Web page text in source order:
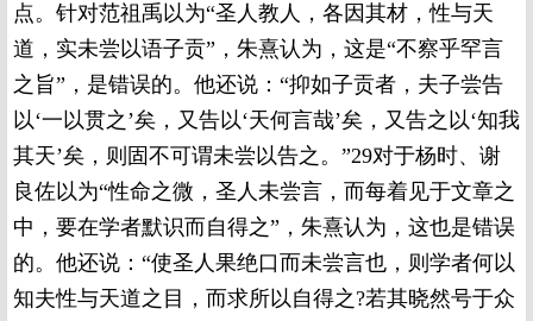
点。针对范祖禹以为“圣人教人，各因其材，性与天
道，实未尝以语子贡”，朱熹认为，这是“不察乎罕言
之旨”，是错误的。他还说：“抑如子贡者，夫子尝告
以‘一以贯之’矣，又告以‘天何言哉’矣，又告之以‘知我
其天’矣，则固不可谓未尝以告之。”29对于杨时、谢
良佐以为“性命之微，圣人未尝言，而每着见于文章之
中，要在学者默识而自得之”，朱熹认为，这也是错误
的。他还说：“使圣人果绝口而未尝言也，则学者何以
知夫性与天道之目，而求所以自得之?若其晓然号于众